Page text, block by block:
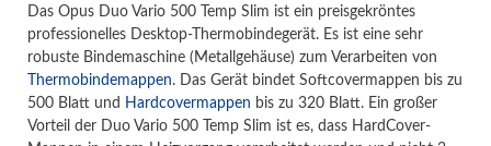
Das Opus Duo Vario 500 Temp Slim ist ein preisgekröntes
professionelles Desktop-Thermobindegerät. Es ist eine sehr
robuste Bindemaschine (Metallgehäuse) zum Verarbeiten von
Thermobindemappen. Das Gerät bindet Softcovermappen bis zu
500 Blatt und Hardcovermappen bis zu 320 Blatt. Ein großer
Vorteil der Duo Vario 500 Temp Slim ist es, dass HardCover-